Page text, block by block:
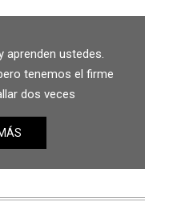
ustedes.
tenemos el firme
dos veces